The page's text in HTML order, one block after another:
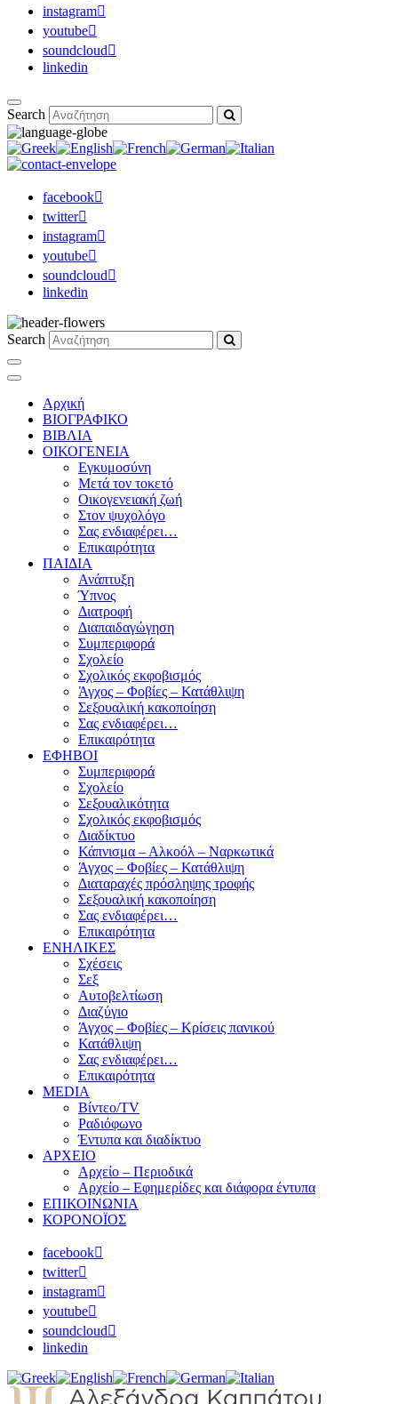
instagram
youtube
soundcloud
linkedin
Search
facebook
twitter
instagram
youtube
soundcloud
linkedin
Search
Αρχική
ΒΙΟΓΡΑΦΙΚΟ
ΒΙΒΛΙΑ
ΟΙΚΟΓΕΝΕΙΑ
Εγκυμοσύνη
Μετά τον τοκετό
Οικογενειακή ζωή
Στον ψυχολόγο
Σας ενδιαφέρει…
Επικαιρότητα
ΠΑΙΔΙΑ
Ανάπτυξη
Ύπνος
Διατροφή
Διαπαιδαγώγηση
Συμπεριφορά
Σχολείο
Σχολικός εκφοβισμός
Άγχος – Φοβίες – Κατάθλιψη
Σεξουαλική κακοποίηση
Σας ενδιαφέρει…
Επικαιρότητα
ΕΦΗΒΟΙ
Συμπεριφορά
Σχολείο
Σεξουαλικότητα
Σχολικός εκφοβισμός
Διαδίκτυο
Κάπνισμα – Αλκοόλ – Ναρκωτικά
Άγχος – Φοβίες – Κατάθλιψη
Διαταραχές πρόσληψης τροφής
Σεξουαλική κακοποίηση
Σας ενδιαφέρει…
Επικαιρότητα
ΕΝΗΛΙΚΕΣ
Σχέσεις
Σεξ
Αυτοβελτίωση
Διαζύγιο
Άγχος – Φοβίες – Κρίσεις πανικού
Κατάθλιψη
Σας ενδιαφέρει…
Επικαιρότητα
MEDIA
Βίντεο/TV
Ραδιόφωνο
Έντυπα και διαδίκτυο
ΑΡΧΕΙΟ
Αρχείο – Περιοδικά
Αρχείο – Εφημερίδες και διάφορα έντυπα
ΕΠΙΚΟΙΝΩΝΙΑ
ΚΟΡΟΝΟΪΟΣ
facebook
twitter
instagram
youtube
soundcloud
linkedin